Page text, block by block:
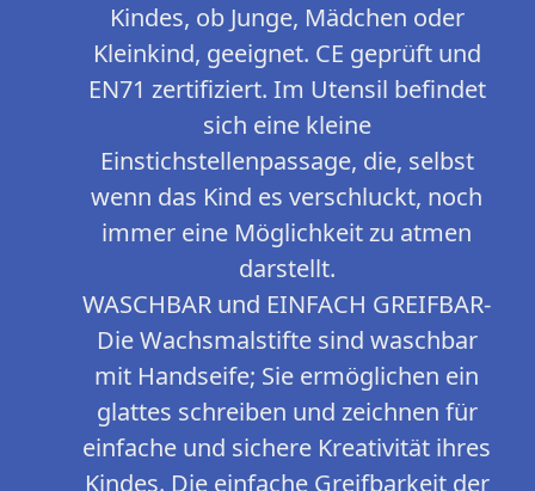
Kindes, ob Junge, Mädchen oder
Kleinkind, geeignet. CE geprüft und
EN71 zertifiziert. Im Utensil befindet
sich eine kleine
Einstichstellenpassage, die, selbst
wenn das Kind es verschluckt, noch
immer eine Möglichkeit zu atmen
darstellt.
WASCHBAR und EINFACH GREIFBAR-
Die Wachsmalstifte sind waschbar
mit Handseife; Sie ermöglichen ein
glattes schreiben und zeichnen für
einfache und sichere Kreativität ihres
Kindes. Die einfache Greifbarkeit der